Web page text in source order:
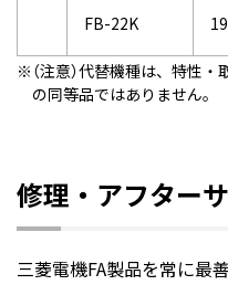
FB-22K
（注意）代替機種は、特性
の同等品ではありません。
修理・アフター
三菱電機FA製品を常に最